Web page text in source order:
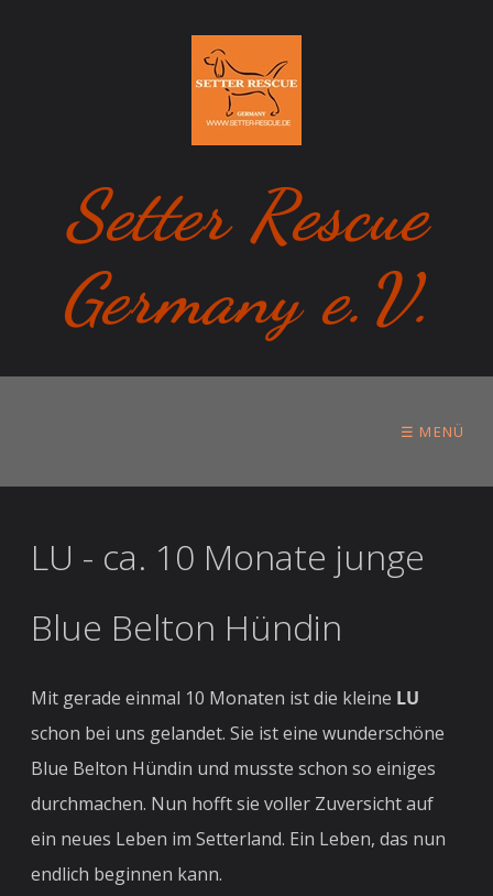
Setter Rescue
Germany e.V.
☰ MENÜ
LU - ca. 10 Monate junge
Blue Belton Hündin
Mit gerade einmal 10 Monaten ist die kleine LU
schon bei uns gelandet. Sie ist eine wunderschöne
Blue Belton Hündin und musste schon so einiges
durchmachen. Nun hofft sie voller Zuversicht auf
ein neues Leben im Setterland. Ein Leben, das nun
endlich beginnen kann.